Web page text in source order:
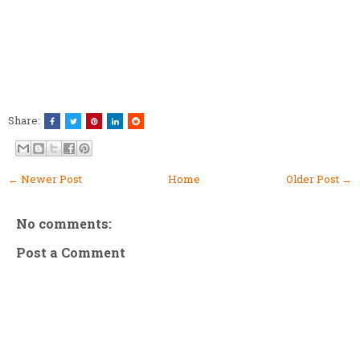
Share:
← Newer Post Older Post →
Home
No comments:
Post a Comment